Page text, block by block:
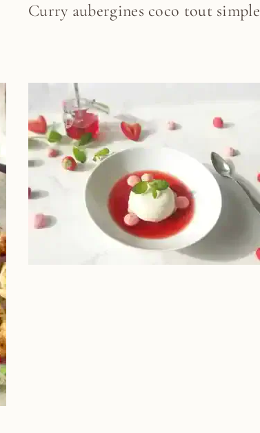
Curry aubergines coco tout simple